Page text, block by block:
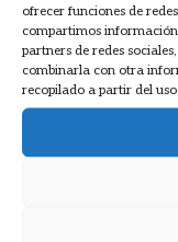
ofrecer funciones de
compartimos información
partners de redes
combinarla con otra
recopilado a partir del